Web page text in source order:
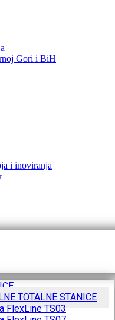
Gori i BiH
i inoviranja
TOTALNE STANICE
FlexLine TS03